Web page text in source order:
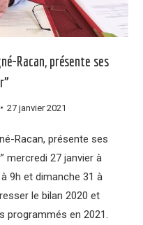
Racan, présente ses
27 janvier 2021
Racan, présente ses
mercredi 27 janvier à
9h et dimanche 31 à
le bilan 2020 et
programmés en 2021.